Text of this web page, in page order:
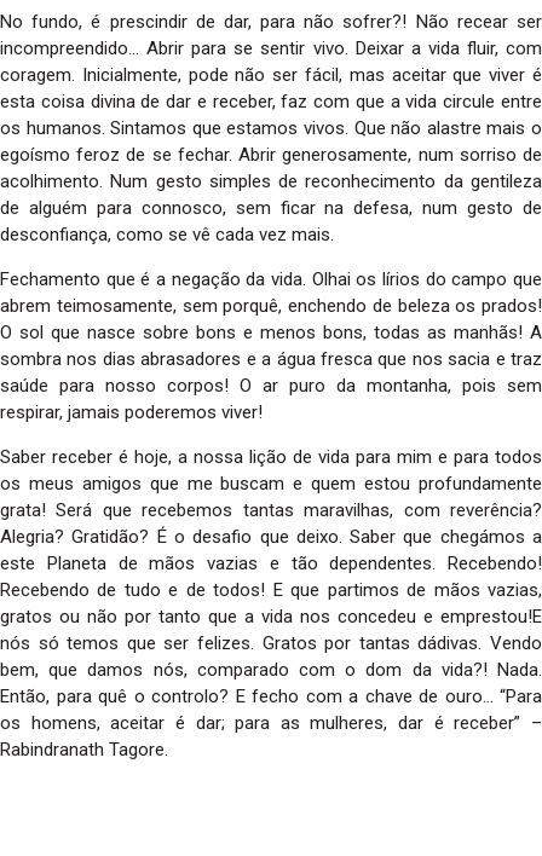
No fundo, é prescindir de dar, para não sofrer?! Não recear ser
incompreendido… Abrir para se sentir vivo. Deixar a vida fluir, com
coragem. Inicialmente, pode não ser fácil, mas aceitar que viver é
esta coisa divina de dar e receber, faz com que a vida circule entre
os humanos. Sintamos que estamos vivos. Que não alastre mais o
egoísmo feroz de se fechar. Abrir generosamente, num sorriso de
acolhimento. Num gesto simples de reconhecimento da gentileza
de alguém para connosco, sem ficar na defesa, num gesto de
desconfiança, como se vê cada vez mais.
Fechamento que é a negação da vida. Olhai os lírios do campo que
abrem teimosamente, sem porquê, enchendo de beleza os prados!
O sol que nasce sobre bons e menos bons, todas as manhãs! A
sombra nos dias abrasadores e a água fresca que nos sacia e traz
saúde para nosso corpos! O ar puro da montanha, pois sem
respirar, jamais poderemos viver!
Saber receber é hoje, a nossa lição de vida para mim e para todos
os meus amigos que me buscam e quem estou profundamente
grata! Será que recebemos tantas maravilhas, com reverência?
Alegria? Gratidão? É o desafio que deixo. Saber que chegámos a
este Planeta de mãos vazias e tão dependentes. Recebendo!
Recebendo de tudo e de todos! E que partimos de mãos vazias,
gratos ou não por tanto que a vida nos concedeu e emprestou!E
nós só temos que ser felizes. Gratos por tantas dádivas. Vendo
bem, que damos nós, comparado com o dom da vida?! Nada.
Então, para quê o controlo? E fecho com a chave de ouro… “Para
os homens, aceitar é dar; para as mulheres, dar é receber” –
Rabindranath Tagore.